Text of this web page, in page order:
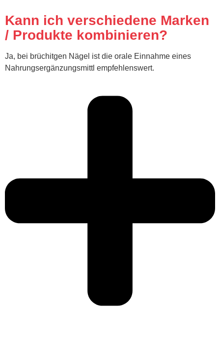
Kann ich verschiedene Marken
/ Produkte kombinieren?
Ja, bei brüchitgen Nägel ist die orale Einnahme eines
Nahrungsergänzungsmittl empfehlenswert.